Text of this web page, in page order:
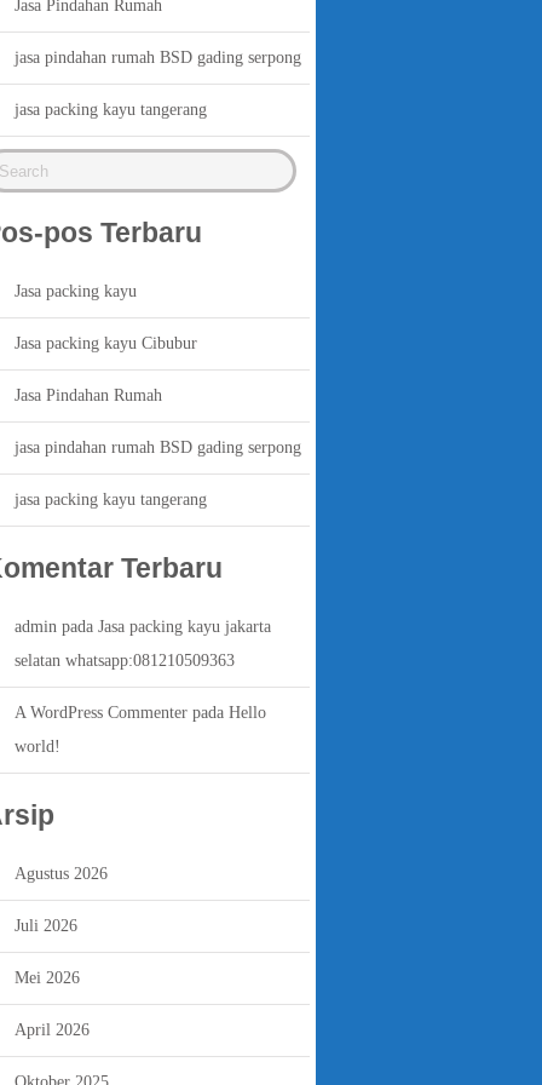
Jasa Pindahan Rumah
jasa pindahan rumah BSD gading serpong
jasa packing kayu tangerang
pos Terbaru
Jasa packing kayu
Jasa packing kayu Cibubur
Jasa Pindahan Rumah
jasa pindahan rumah BSD gading serpong
jasa packing kayu tangerang
Terbaru
admin pada Jasa packing kayu jakarta
selatan whatsapp:081210509363
A WordPress Commenter pada Hello
world!
Agustus 2026
Juli 2026
Mei 2026
April 2026